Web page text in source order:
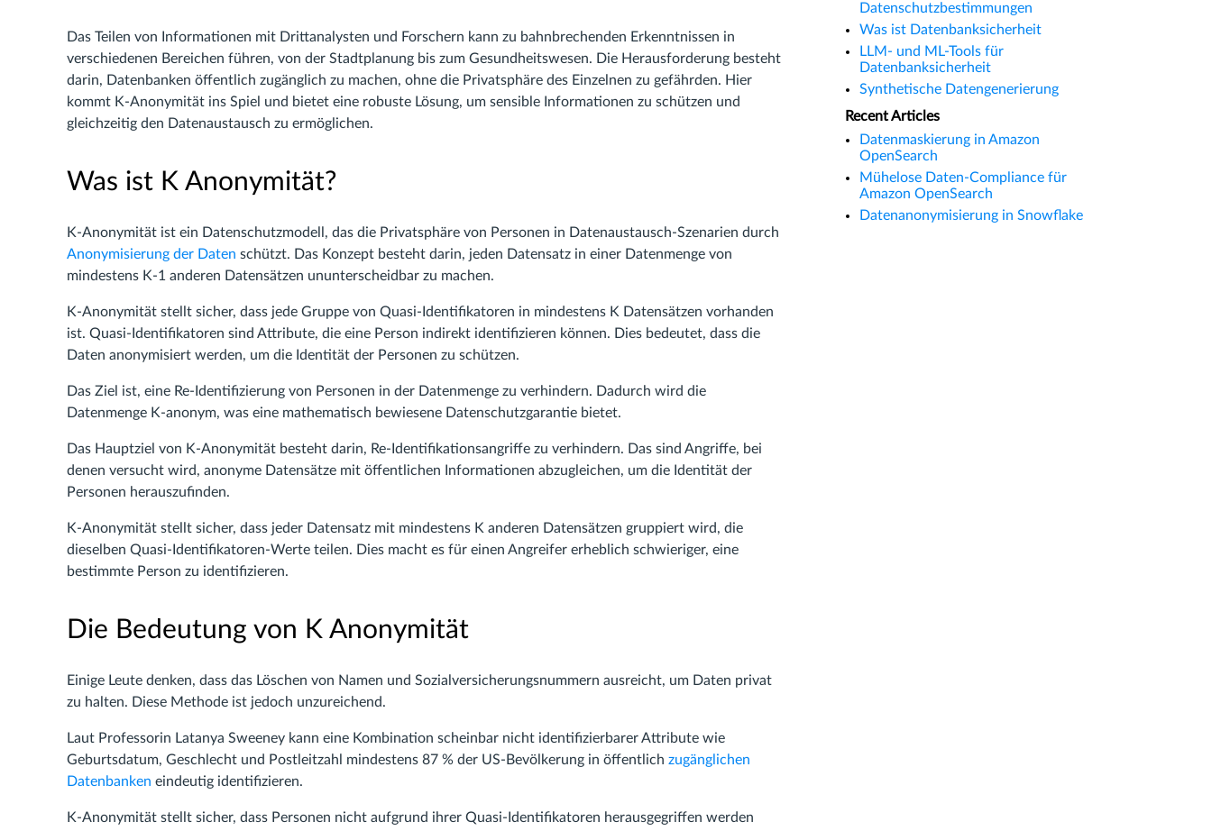
Das Teilen von Informationen mit Drittanalysten und Forschern kann zu bahnbrechenden Erkenntnissen in
verschiedenen Bereichen führen, von der Stadtplanung bis zum Gesundheitswesen. Die Herausforderung besteht
darin, Datenbanken öffentlich zugänglich zu machen, ohne die Privatsphäre des Einzelnen zu gefährden. Hier
kommt K-Anonymität ins Spiel und bietet eine robuste Lösung, um sensible Informationen zu schützen und
gleichzeitig den Datenaustausch zu ermöglichen.
Was ist K Anonymität?
K-Anonymität ist ein Datenschutzmodell, das die Privatsphäre von Personen in Datenaustausch-Szenarien durch
Anonymisierung der Daten schützt. Das Konzept besteht darin, jeden Datensatz in einer Datenmenge von
mindestens K-1 anderen Datensätzen ununterscheidbar zu machen.
K-Anonymität stellt sicher, dass jede Gruppe von Quasi-Identifikatoren in mindestens K Datensätzen vorhanden
ist. Quasi-Identifikatoren sind Attribute, die eine Person indirekt identifizieren können. Dies bedeutet, dass die
Daten anonymisiert werden, um die Identität der Personen zu schützen.
Das Ziel ist, eine Re-Identifizierung von Personen in der Datenmenge zu verhindern. Dadurch wird die
Datenmenge K-anonym, was eine mathematisch bewiesene Datenschutzgarantie bietet.
Das Hauptziel von K-Anonymität besteht darin, Re-Identifikationsangriffe zu verhindern. Das sind Angriffe, bei
denen versucht wird, anonyme Datensätze mit öffentlichen Informationen abzugleichen, um die Identität der
Personen herauszufinden.
K-Anonymität stellt sicher, dass jeder Datensatz mit mindestens K anderen Datensätzen gruppiert wird, die
dieselben Quasi-Identifikatoren-Werte teilen. Dies macht es für einen Angreifer erheblich schwieriger, eine
bestimmte Person zu identifizieren.
Die Bedeutung von K Anonymität
Einige Leute denken, dass das Löschen von Namen und Sozialversicherungsnummern ausreicht, um Daten privat
zu halten. Diese Methode ist jedoch unzureichend.
Laut Professorin Latanya Sweeney kann eine Kombination scheinbar nicht identifizierbarer Attribute wie
Geburtsdatum, Geschlecht und Postleitzahl mindestens 87 % der US-Bevölkerung in öffentlich zugänglichen
Datenbanken eindeutig identifizieren.
K-Anonymität stellt sicher, dass Personen nicht aufgrund ihrer Quasi-Identifikatoren herausgegriffen werden
Datenschutzbestimmungen
Was ist Datenbanksicherheit
LLM- und ML-Tools für
Datenbanksicherheit
Synthetische Datengenerierung
Recent Articles
Datenmaskierung in Amazon
OpenSearch
Mühelose Daten-Compliance für
Amazon OpenSearch
Datenanonymisierung in Snowflake